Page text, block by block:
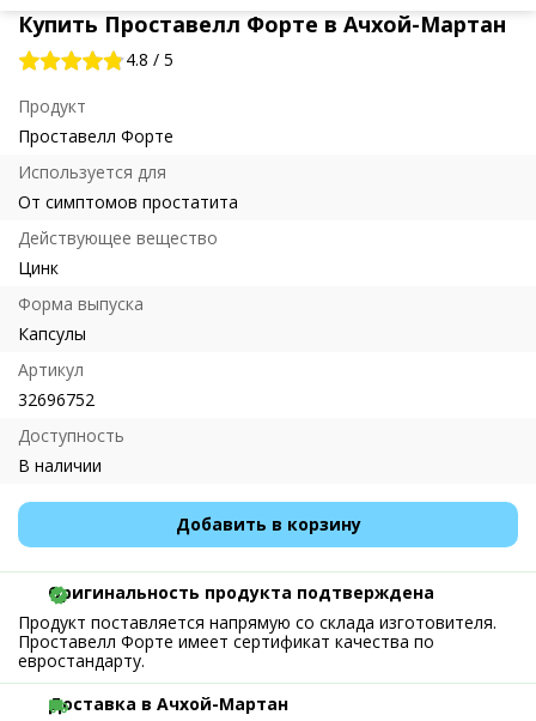
Купить Проставелл Форте в Ачхой-Мартан
4.8 / 5
Продукт
Проставелл Форте
Используется для
От симптомов простатита
Действующее вещество
Цинк
Форма выпуска
Капсулы
Артикул
32696752
Доступность
В наличии
Добавить в корзину
Оригинальность продукта подтверждена
Продукт поставляется напрямую со склада изготовителя.
Проставелл Форте имеет сертификат качества по
евростандарту.
Доставка в Ачхой-Мартан